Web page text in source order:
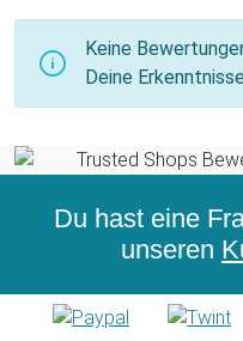
Keine
Deine
Du hast eine
unseren